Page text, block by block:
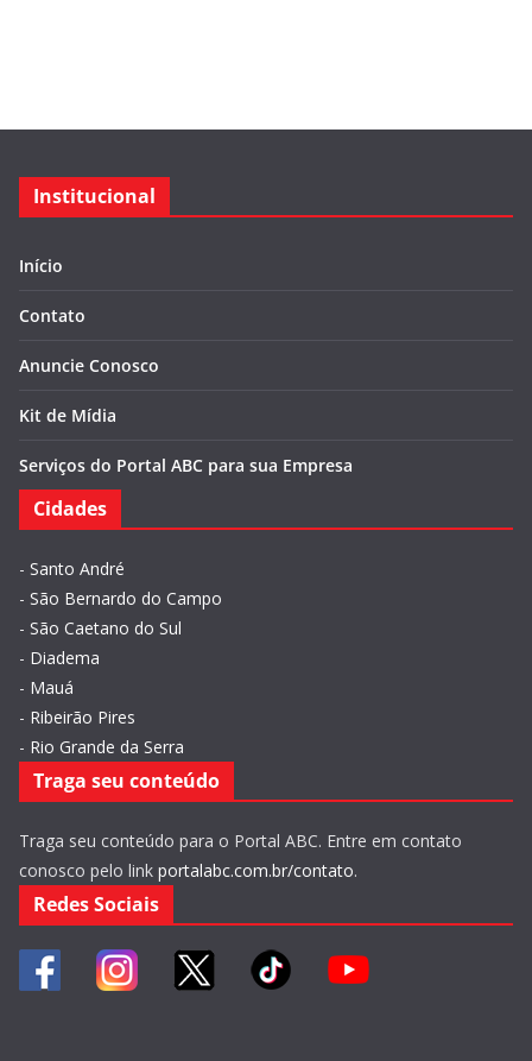
Institucional
Início
Contato
Anuncie Conosco
Kit de Mídia
Serviços do Portal ABC para sua Empresa
Cidades
- Santo André
- São Bernardo do Campo
- São Caetano do Sul
- Diadema
- Mauá
- Ribeirão Pires
- Rio Grande da Serra
Traga seu conteúdo
Traga seu conteúdo para o Portal ABC. Entre em contato
conosco pelo link portalabc.com.br/contato.
Redes Sociais